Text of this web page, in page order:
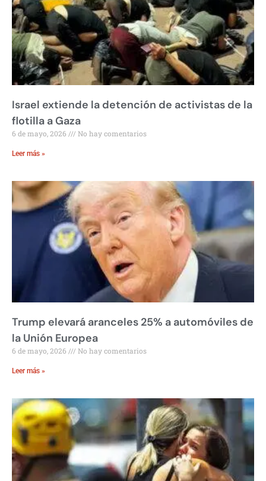
Israel extiende la detención de activistas de la
flotilla a Gaza
6 de mayo, 2026 No hay comentarios
Leer más »
Trump elevará aranceles 25% a automóviles de
la Unión Europea
6 de mayo, 2026 No hay comentarios
Leer más »